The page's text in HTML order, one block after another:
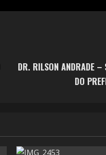
DR. RILSON ANDRADE –
DO